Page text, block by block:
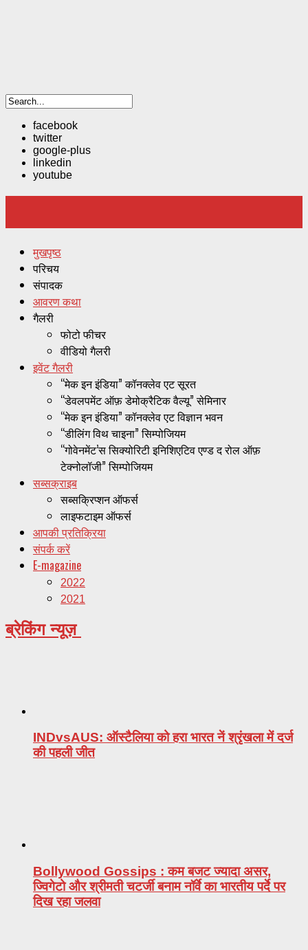
facebook
twitter
google-plus
linkedin
youtube
मुखपृष्ठ
परिचय
संपादक
आवरण कथा
गैलरी
फोटो फीचर
वीडियो गैलरी
इवेंट गैलरी
“मेक इन इंडिया” कॉनक्लेव एट सूरत
“डेवलपमेंट ऑफ़ डेमोक्रैटिक वैल्यू” सेमिनार
“मेक इन इंडिया” कॉनक्लेव एट विज्ञान भवन
“डीलिंग विथ चाइना” सिम्पोजियम
“गोवेनमेंट’स सिक्योरिटी इनिशिएटिव एण्ड द रोल ऑफ़
टेक्नोलॉजी” सिम्पोजियम
सब्सक्राइब
सब्सक्रिप्शन ऑफर्स
लाइफटाइम ऑफर्स
आपकी प्रतिक्रिया
संपर्क करें
E-magazine
2022
2021
ब्रेकिंग न्यूज़
INDvsAUS: ऑस्टैलिया को हरा भारत नें श्रृंखला में दर्ज
की पहली जीत
Bollywood Gossips : कम बजट ज्यादा असर,
ज्विगेटो और श्रीमती चटर्जी बनाम नॉर्वे का भारतीय पर्दे पर
दिख रहा जलवा